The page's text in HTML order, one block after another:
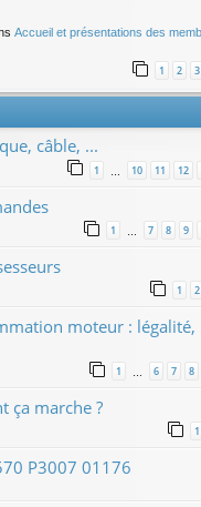
Accueil et présentations des
1 2 3
câble, ...
1 10 11 12
1 7 8 9
1 2
moteur : légalité,
1 6 7 8
ça marche ?
1
P3007 01176